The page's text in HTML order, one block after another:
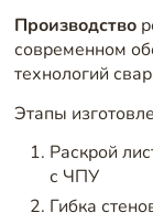
Производство
современном
технологий
Этапы
Раскрой
с ЧПУ
Гибка